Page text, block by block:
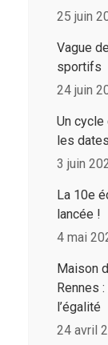
25 juin
Vague
sportifs
24 juin
Un
les
3 juin
La 10e
lancée !
4 mai
Maison
Rennes
l’égalité
24 avril